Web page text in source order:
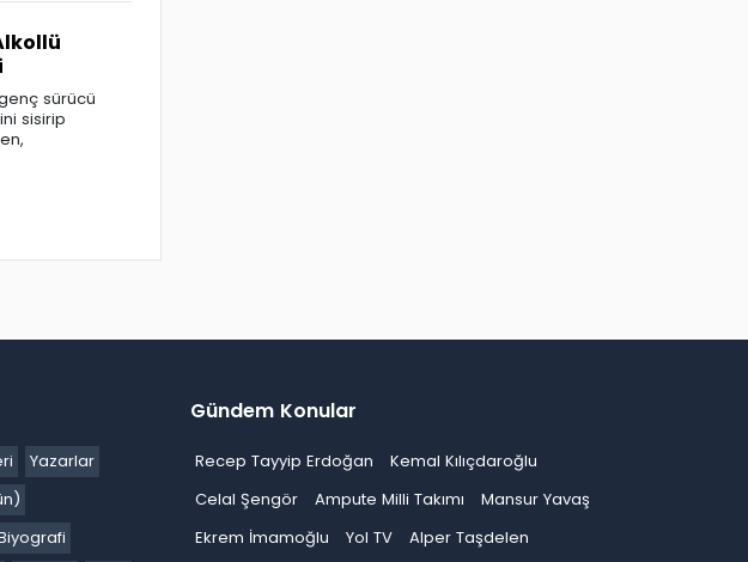
sürücü
sisirip
Yazarlar
Gündem Konular
Recep Tayyip Erdoğan
Kemal Kılıçdaroğlu
Celal Şengör
Ampute Milli Takımı
Mansur Yavaş
Ekrem İmamoğlu
Yol TV
Alper Taşdelen